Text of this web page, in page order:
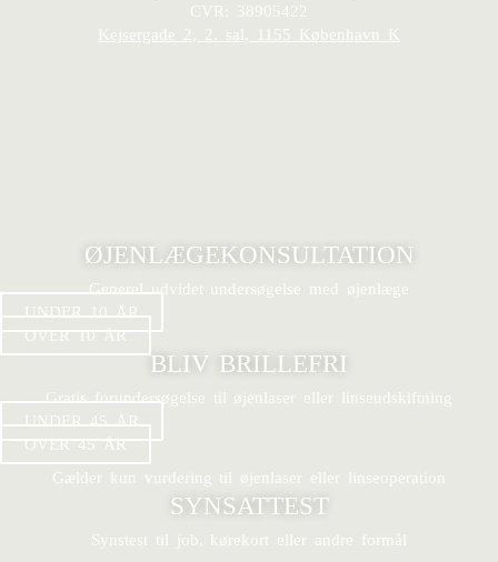
CVR: 38905422
Kejsergade 2, 2. sal, 1155 København K
ØJENLÆGEKONSULTATION
Generel udvidet undersøgelse med øjenlæge
UNDER 10 ÅR
OVER 10 ÅR
BLIV BRILLEFRI
Gratis forundersøgelse til øjenlaser eller linseudskiftning
UNDER 45 ÅR
OVER 45 ÅR
Gælder kun vurdering til øjenlaser eller linseoperation
SYNSATTEST
Synstest til job, kørekort eller andre formål